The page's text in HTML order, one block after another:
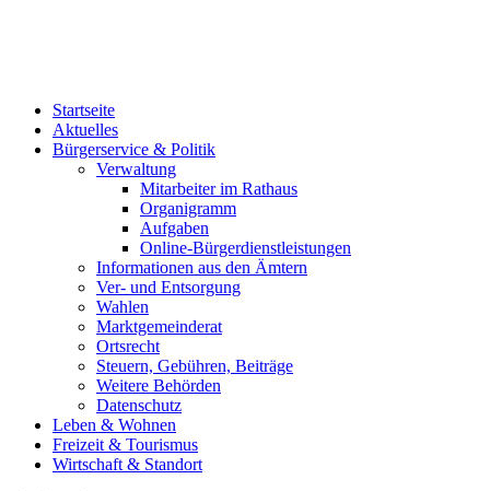
Startseite
Aktuelles
Bürgerservice & Politik
Verwaltung
Mitarbeiter im Rathaus
Organigramm
Aufgaben
Online-Bürgerdienstleistungen
Informationen aus den Ämtern
Ver- und Entsorgung
Wahlen
Marktgemeinderat
Ortsrecht
Steuern, Gebühren, Beiträge
Weitere Behörden
Datenschutz
Leben & Wohnen
Freizeit & Tourismus
Wirtschaft & Standort